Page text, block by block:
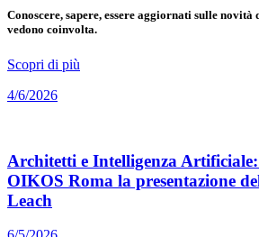
Conoscere, sapere, essere aggiornati sulle novità
vedono coinvolta.
Scopri di più
4/6/2026
Architetti e Intelligenza
OIKOS Roma la presentazione
Leach